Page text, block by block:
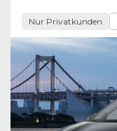
Nur Privatkunden